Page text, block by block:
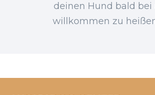
deinen Hund bald bei
willkommen zu